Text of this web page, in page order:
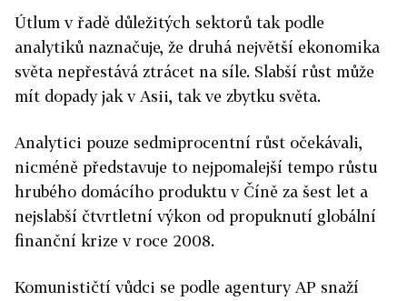
Útlum v řadě důležitých sektorů tak podle
analytiků naznačuje, že druhá největší ekonomika
světa nepřestává ztrácet na síle. Slabší růst může
mít dopady jak v Asii, tak ve zbytku světa.
Analytici pouze sedmiprocentní růst očekávali,
nicméně představuje to nejpomalejší tempo růstu
hrubého domácího produktu v Číně za šest let a
nejslabší čtvrtletní výkon od propuknutí globální
finanční krize v roce 2008.
Komunističtí vůdci se podle agentury AP snaží